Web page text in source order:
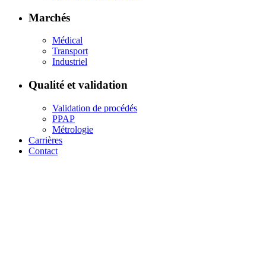
Marchés
Médical
Transport
Industriel
Qualité et validation
Validation de procédés
PPAP
Métrologie
Carrières
Contact